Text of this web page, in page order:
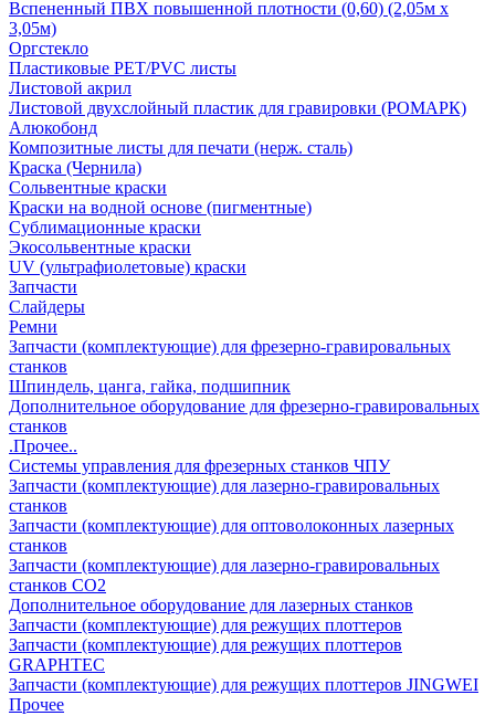
Вспененный ПВХ повышенной плотности (0,60) (2,05м х
3,05м)
Оргстекло
Пластиковые PET/PVC листы
Листовой акрил
Листовой двухслойный пластик для гравировки (РОМАРК)
Алюкобонд
Композитные листы для печати (нерж. сталь)
Краска (Чернила)
Сольвентные краски
Краски на водной основе (пигментные)
Сублимационные краски
Экосольвентные краски
UV (ультрафиолетовые) краски
Запчасти
Слайдеры
Ремни
Запчасти (комплектующие) для фрезерно-гравировальных
станков
Шпиндель, цанга, гайка, подшипник
Дополнительное оборудование для фрезерно-гравировальных
станков
.Прочее..
Системы управления для фрезерных станков ЧПУ
Запчасти (комплектующие) для лазерно-гравировальных
станков
Запчасти (комплектующие) для оптоволоконных лазерных
станков
Запчасти (комплектующие) для лазерно-гравировальных
станков CO2
Дополнительное оборудование для лазерных станков
Запчасти (комплектующие) для режущих плоттеров
Запчасти (комплектующие) для режущих плоттеров
GRAPHTEC
Запчасти (комплектующие) для режущих плоттеров JINGWEI
Прочее